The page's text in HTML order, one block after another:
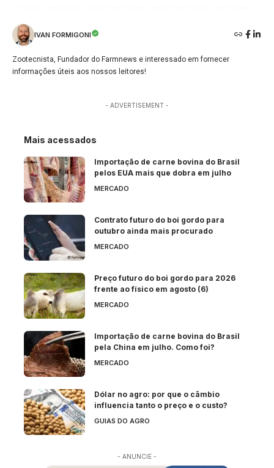
IVAN FORMIGONI
Zootecnista, Fundador do Farmnews e interessado em fornecer
informações úteis aos nossos leitores!
- ADVERTISEMENT -
Mais acessados
Importação de carne bovina do Brasil
pelos EUA mais que dobra em julho
MERCADO
Contrato futuro do boi gordo para
outubro ainda mais procurado
MERCADO
Preço futuro do boi gordo para 2026
frente ao físico em agosto (6)
MERCADO
Importação de carne bovina do Brasil
pela China em julho. Como foi?
MERCADO
Dólar no agro: por que o câmbio
influencia tanto o preço e o custo?
GUIAS DO AGRO
- ANUNCIE -